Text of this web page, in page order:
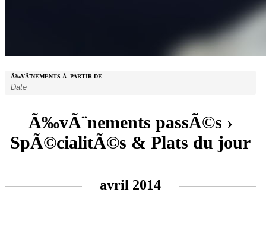
Ã‰VÃ¨NEMENTS Ã PARTIR DE
Ã‰vÃ¨nements passÃ©s ›
SpÃ©cialitÃ©s & Plats du jour
avril 2014